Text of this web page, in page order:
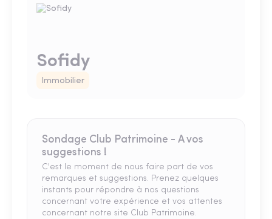
Sofidy
Immobilier
Sondage Club Patrimoine - A vos
suggestions !
C'est le moment de nous faire part de vos
remarques et suggestions. Prenez quelques
instants pour répondre à nos questions
concernant votre expérience et vos attentes
concernant notre site Club Patrimoine.